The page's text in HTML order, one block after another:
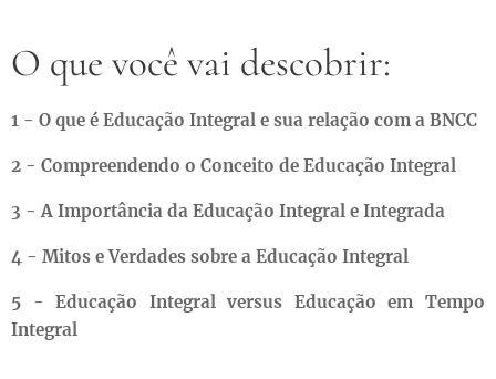
O que você vai descobrir:
1 - O que é Educação Integral e sua relação com a BNCC
2 - Compreendendo o Conceito de Educação Integral
3 - A Importância da Educação Integral e Integrada
4 - Mitos e Verdades sobre a Educação Integral
5 - Educação Integral versus Educação em Tempo
Integral